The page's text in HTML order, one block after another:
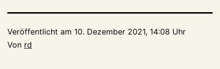
Veröffentlicht am 10. Dezember 2021, 14:08 Uhr
Von rd